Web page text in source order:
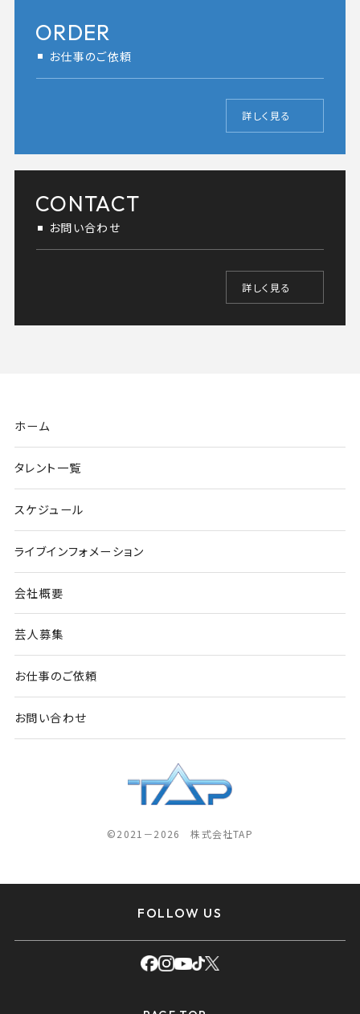
ORDER
お仕事のご依頼
詳しく見る
CONTACT
お問い合わせ
詳しく見る
ホーム
タレント一覧
スケジュール
ライブインフォメーション
会社概要
芸人募集
お仕事のご依頼
お問い合わせ
©2021－2026 株式会社TAP
FOLLOW US